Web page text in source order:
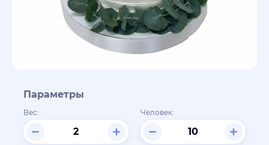
Параметры
Вес: Человек: